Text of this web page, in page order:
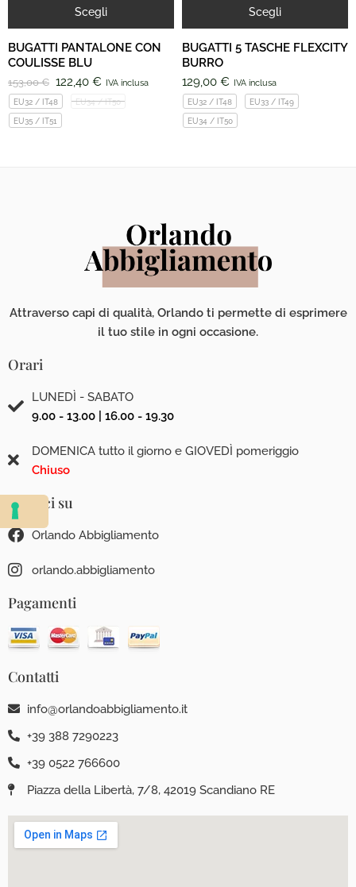
Scegli
BUGATTI PANTALONE CON
COULISSE BLU
153,00€ 122,40 € IVA inclusa
EU32 / IT48 EU34 / IT50
EU35 / IT51
Scegli
BUGATTI 5 TASCHE FLEXCITY
BURRO
129,00 € IVA inclusa
EU32 / IT48 EU33 / IT49
EU34 / IT50
Attraverso capi di qualità, Orlando ti permette di esprimere
il tuo stile in ogni occasione.
Orari
LUNEDÌ - SABATO
9.00 - 13.00 | 16.00 - 19.30
DOMENICA tutto il giorno e GIOVEDÌ pomeriggio
Chiuso
Seguici su
Orlando Abbigliamento
orlando.abbigliamento
Pagamenti
Contatti
info@orlandoabbigliamento.it
+39 388 7290223
+39 0522 766600
Piazza della Libertà, 7/8, 42019 Scandiano RE